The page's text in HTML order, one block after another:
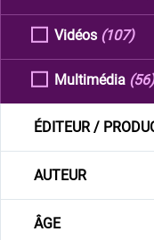
Vidéos (107)
Multimédia (56)
ÉDITEUR /
AUTEUR
ÂGE